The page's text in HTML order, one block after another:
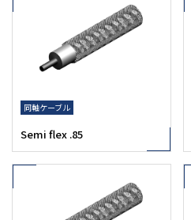
同軸ケーブル
Semi flex .85